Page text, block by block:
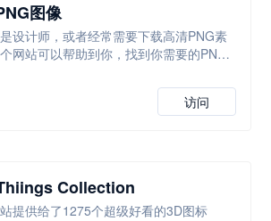
图像
设计师，或者经常需要下载高清PNG素
网站可以帮助到你，找到你需要的PNG
访问
Collection
提供给了1275个超级好看的3D图标